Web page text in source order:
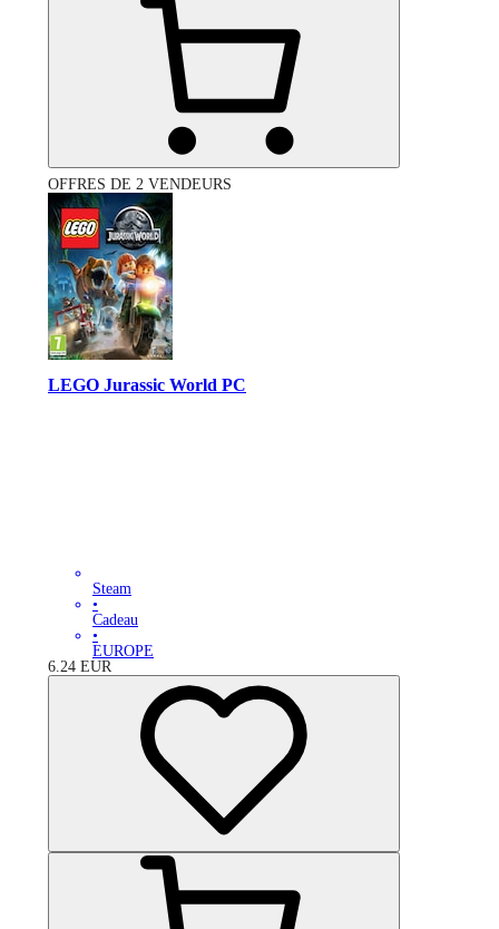
OFFRES DE 2 VENDEURS
LEGO Jurassic World PC
Steam
•
Cadeau
•
EUROPE
6.24 EUR